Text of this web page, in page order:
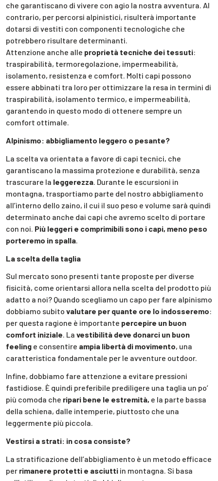
che garantiscano di vivere con agio la nostra avventura. Al
contrario, per percorsi alpinistici, risulterà importante
dotarsi di vestiti con componenti tecnologiche che
potrebbero risultare determinanti.
Attenzione anche alle proprietà tecniche dei tessuti:
traspirabilità, termoregolazione, impermeabilità,
isolamento, resistenza e comfort. Molti capi possono
essere abbinati tra loro per ottimizzare la resa in termini di
traspirabilità, isolamento termico, e impermeabilità,
garantendo in questo modo di ottenere sempre un
comfort ottimale.
Alpinismo: abbigliamento leggero o pesante?
La scelta va orientata a favore di capi tecnici, che
garantiscano la massima protezione e durabilità, senza
trascurare la leggerezza . Durante le escursioni in
montagna, trasportiamo parte del nostro abbigliamento
all’interno dello zaino, il cui il suo peso e volume sarà quindi
determinato anche dai capi che avremo scelto di portare
con noi. Più leggeri e comprimibili sono i capi, meno peso
porteremo in spalla
La scelta della taglia
Sul mercato sono presenti tante proposte per diverse
fisicità, come orientarsi allora nella scelta del prodotto più
adatto a noi? Quando scegliamo un capo per fare alpinismo
dobbiamo subito valutare per quante ore lo indosseremo:
per questa ragione è importante percepire un buon
comfort iniziale. La vestibilità deve donarci un buon
feeling e consentire ampia libertà di movimento, una
caratteristica fondamentale per le avventure outdoor.
Infine, dobbiamo fare attenzione a evitare pressioni
fastidiose. È quindi preferibile prediligere una taglia un po’
più comoda che ripari bene le estremità, e la parte bassa
della schiena, dalle intemperie, piuttosto che una
leggermente più piccola.
Vestirsi a strati: in cosa consiste?
La stratificazione dell’abbigliamento è un metodo efficace
per rimanere protetti e asciutti in montagna. Si basa